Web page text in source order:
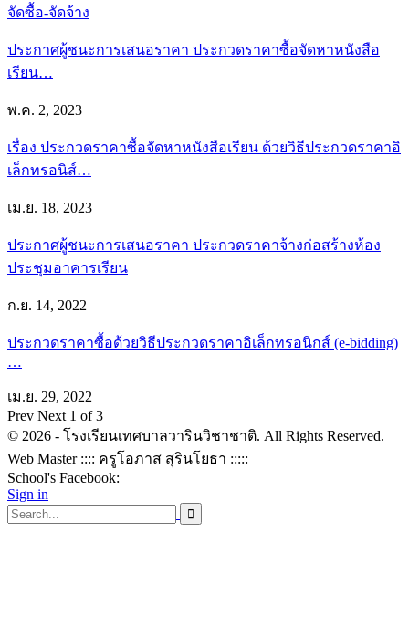
จัดซื้อ-จัดจ้าง
ประกาศผู้ชนะการเสนอราคา ประกวดราคาซื้อจัดหาหนังสือ
เรียน…
พ.ค. 2, 2023
เรื่อง ประกวดราคาซื้อจัดหาหนังสือเรียน ด้วยวิธีประกวดราคาอิ
เล็กทรอนิส์…
เม.ย. 18, 2023
ประกาศผู้ชนะการเสนอราคา ประกวดราคาจ้างก่อสร้างห้อง
ประชุมอาคารเรียน
ก.ย. 14, 2022
ประกวดราคาซื้อด้วยวิธีประกวดราคาอิเล็กทรอนิกส์ (e-bidding)
…
เม.ย. 29, 2022
Prev Next 1 of 3
© 2026 - โรงเรียนเทศบาลวารินวิชาชาติ. All Rights Reserved.
Web Master :::: ครูโอภาส สุรินโยธา :::::
School's Facebook:
Sign in